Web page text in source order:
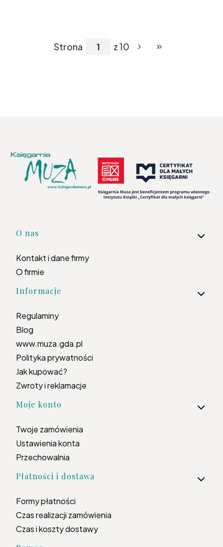
Strona z 10 Przejdź do
Linki w stopce
O nas
Kontakt i dane firmy
O firmie
Informacje
Regulaminy
Blog
www.muza.gda.pl
Polityka prywatności
Jak kupować?
Zwroty i reklamacje
Moje konto
Twoje zamówienia
Ustawienia konta
Przechowalnia
Płatności i dostawa
Formy płatności
Czas realizacji zamówienia
Czas i koszty dostawy